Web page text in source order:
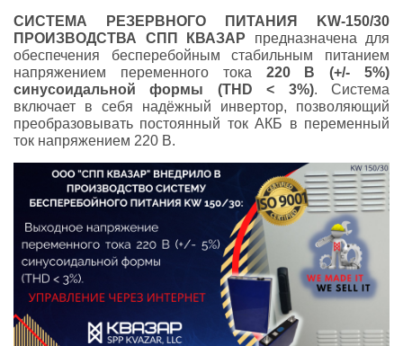
СИСТЕМА РЕЗЕРВНОГО ПИТАНИЯ KW-150/30
ПРОИЗВОДСТВА СПП КВАЗАР предназначена для
обеспечения бесперебойным стабильным питанием
напряжением переменного тока 220 В (+/- 5%)
синусоидальной формы (THD < 3%). Система
включает в себя надёжный инвертор, позволяющий
преобразовывать постоянный ток АКБ в переменный
ток напряжением 220 В.